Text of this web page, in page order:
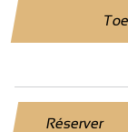
Réserver